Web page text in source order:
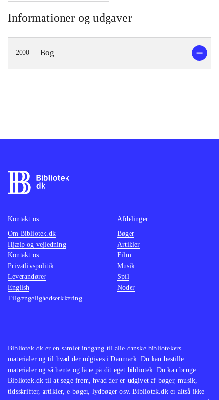
Informationer og udgaver
2000 Bog
Bibliotek.dk er en samlet indgang til alle danske bibliotekers
materialer og til hvad der udgives i Danmark. Du kan bestille
materialer og så hente og låne på dit eget bibliotek. Du kan bruge
Bibliotek.dk til at søge frem, hvad der er udgivet af bøger, musik,
tidsskrifter, artikler, e-bøger, lydbøger osv. Bibliotek.dk er altså ikke
Kontakt os
Om Bibliotek.dk
Hjælp og vejledning
Kontakt os
Privatlivspolitik
Leverandører
English
Tilgængelighedserklæring
Afdelinger
Bøger
Artikler
Film
Musik
Spil
Noder